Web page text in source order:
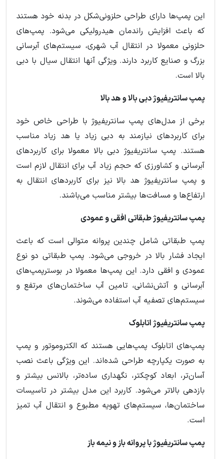
این پمپ‌ها دارای طراحی حلزونی‌شکل در بدنه خود هستند
که باعث افزایش راندمان هیدرولیکی می‌شود. پمپ‌های
حلزونی معمولا در انتقال آب شهری، سیستم‌های آبرسانی
بزرگ و صنایع کاربرد دارند. ویژگی آنها انتقال سیال با دبی
بالا است.
پمپ سانتریفیوژ دبی بالا و هد بالا
برخی از مدل‌های پمپ سانتریفیوژ با طراحی خاص خود
برای کاربردهای نیازمند به دبی زیاد یا هد زیاد مناسب
هستند. پمپ سانتریفیوژ دبی بالا معمولا برای کاربردهای
آبرسانی و کشاورزی که حجم زیاد آب برای انتقال لازم است
و پمپ سانتریفیوژ هد بالا نیز برای کاربردهای انتقال به
ارتفاع‌ها و مسافت‌ها بیشتر مناسب می‌باشند.
پمپ سانتریفیوژ طبقاتی افقی و عمودی
پمپ طبقاتی شامل چندین پروانه متوالی است که باعث
ایجاد فشار بالا در خروجی می‌شود. پمپ طبقاتی دو نوع
عمودی و افقی دارد. این پمپ‌ها معمولا در بوسترپمپ‌های
آبرسانی و آتش‌نشانی، تامین آب ساختمان‌های مرتفع و
سیستم‌های تصفیه آب استفاده می‌شوند.
پمپ سانتریفیوژ اتابلوک
پمپ‌های اتابلوک پمپ‌هایی هستند که الکتروموتور و پمپ
به صورت یکپارچه طراحی شده‌اند. این ویژگی باعث نصب
آسان‌تر، ابعاد کوچکتر، نگهداری ساده‌تر، بالانس بیشتر و
بازدهی بالاتر می‌شود. کاربرد این مدل بیشتر در تاسیسات
ساختمان‌ها، سیستم‌های تهویه مطبوع و انتقال آب تمیز
است.
پمپ سانتریفیوژ با پروانه باز و نیمه باز